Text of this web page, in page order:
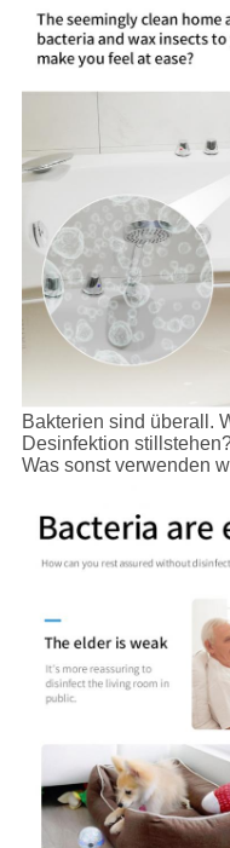
Bakterien sind überall.
Desinfektion
Was sonst verwenden